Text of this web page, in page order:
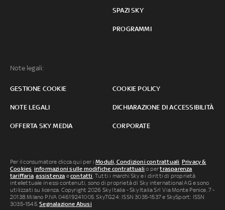
SPAZI SKY
PROGRAMMI
Note legali:
GESTIONE COOKIE COOKIE POLICY
NOTE LEGALI DICHIARAZIONE DI ACCESSIBILITÀ
OFFERTA SKY MEDIA CORPORATE
Per il consumatore clicca qui per iModuli, Condizioni contrattuali Privacy &
Cookies informazioni sulle modifiche contrattuali o pertrasparenza
tariffaria ,assistenza econtatti . Tutti i marchi Sky e i diritti di proprietà
intellettuale in essi contenuti, sono di proprietà di Sky international AG e sono
utilizzati su licenza. Copyright 2026 Sky Italia - Sky Italia Srl Via Monte Penice, 7 -
20138 Milano P.IVA 04619241005. SkyTG24: ISSN 3035-1537 e SkySport: ISSN
3035-1545.Segnalazione Abusi